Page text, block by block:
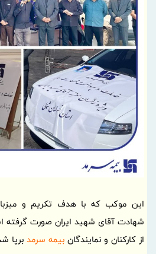
این موکب که با هدف تکریم و
شهادت آقای شهید ایران صورت
از کارکنان و نمایندگان بیمه سرمدبرپا